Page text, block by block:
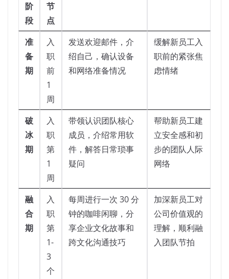
阶
段
节
点
准
备
期
入
职
前
1
周
发送欢迎邮件，介
绍自己，确认设备
和网络准备情况
缓解新员工入
职前的紧张焦
虑情绪
破
冰
期
入
职
第
1
周
带领认识团队核心
成员，介绍常用软
件，解答日常琐事
疑问
帮助新员工建
立安全感和初
步的团队人际
网络
融
合
期
入
职
第
1-
3
个
每周进行一次 30 分
钟的咖啡闲聊，分
享企业文化故事和
跨文化沟通技巧
加深新员工对
公司价值观的
理解，顺利融
入团队节拍